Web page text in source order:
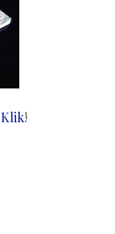
Klik!